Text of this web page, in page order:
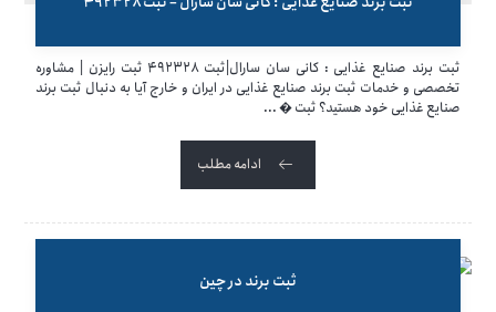
ثبت برند صنایع غذایی : کانی سان سارال|ثبت ۴۹۲۳۲۸ ثبت رایزن | مشاوره
تخصصی و خدمات ثبت برند صنایع غذایی در ایران و خارج آیا به دنبال ثبت برند
صنایع غذایی خود هستید؟ ثبت � ...
ادامه مطلب
ثبت برند در چین